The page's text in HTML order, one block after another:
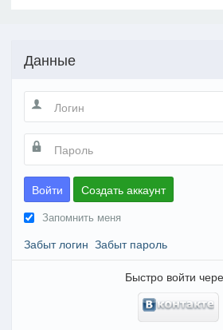
Данные
Войти Создать аккаунт
Запомнить меня
Забыт логин Забыт пароль
Быстро войти